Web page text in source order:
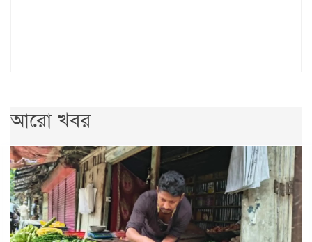
আরো খবর